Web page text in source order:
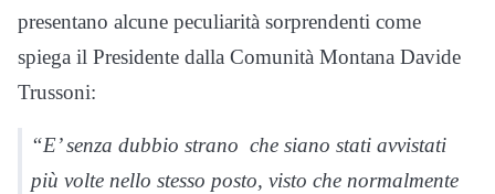
presentano alcune peculiarità sorprendenti come
spiega il Presidente dalla Comunità Montana Davide
Trussoni:
“E’ senza dubbio strano che siano stati avvistati
più volte nello stesso posto, visto che normalmente